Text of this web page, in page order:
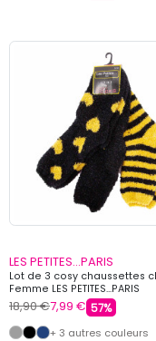
LES PETITES...PARIS
Lot de 3 cosy chaussettes
Femme LES PETITES...PARIS
18,90 €7,99 € 57%
+ 3 autres couleurs